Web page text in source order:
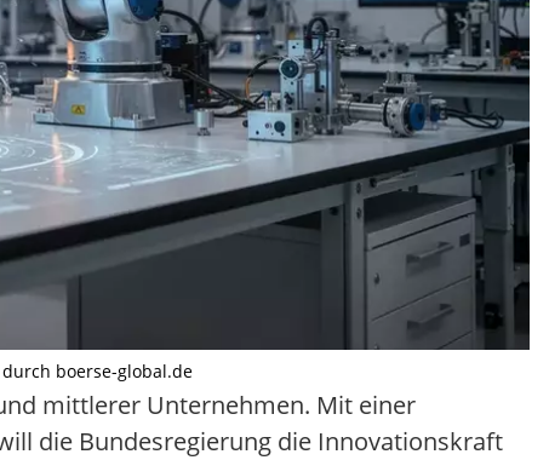
boerse-global.de
mittlerer Unternehmen. Mit einer
die Bundesregierung die Innovationskraft